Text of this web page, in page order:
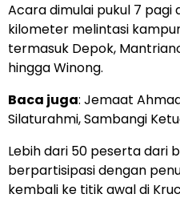
Acara dimulai pukul 7 pagi
kilometer melintasi
termasuk Depok,
hingga Winong.
Baca juga: Jemaat
Silaturahmi, Sambangi
Lebih dari 50 peserta dari
berpartisipasi dengan
kembali ke titik awal di